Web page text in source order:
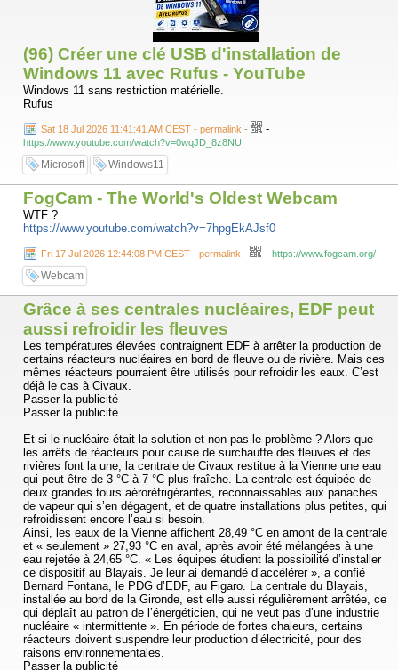
(96) Créer une clé USB d'installation de
Windows 11 avec Rufus - YouTube
Windows 11 sans restriction matérielle.
Rufus
Sat 18 Jul 2026 11:41:41 AM CEST - permalink - -
https://www.youtube.com/watch?v=0wqJD_8z8NU
Microsoft Windows11
FogCam - The World's Oldest Webcam
WTF ?
https://www.youtube.com/watch?v=7hpgEkAJsf0
Fri 17 Jul 2026 12:44:08 PM CEST - permalink - - https://www.fogcam.org/
Webcam
Grâce à ses centrales nucléaires, EDF peut
aussi refroidir les fleuves
Les températures élevées contraignent EDF à arrêter la production de
certains réacteurs nucléaires en bord de fleuve ou de rivière. Mais ces
mêmes réacteurs pourraient être utilisés pour refroidir les eaux. C’est
déjà le cas à Civaux.
Passer la publicité
Passer la publicité
Et si le nucléaire était la solution et non pas le problème ? Alors que
les arrêts de réacteurs pour cause de surchauffe des fleuves et des
rivières font la une, la centrale de Civaux restitue à la Vienne une eau
qui peut être de 3 °C à 7 °C plus fraîche. La centrale est équipée de
deux grandes tours aéroréfrigérantes, reconnaissables aux panaches
de vapeur qui s’en dégagent, et de quatre installations plus petites, qui
refroidissent encore l’eau si besoin.
Ainsi, les eaux de la Vienne affichent 28,49 °C en amont de la centrale
et « seulement » 27,93 °C en aval, après avoir été mélangées à une
eau rejetée à 24,65 °C. « Les équipes étudient la possibilité d’installer
ce dispositif au Blayais. Je leur ai demandé d’accélérer », a confié
Bernard Fontana, le PDG d’EDF, au Figaro. La centrale du Blayais,
installée au bord de la Gironde, est elle aussi régulièrement arrêtée, ce
qui déplaît au patron de l’énergéticien, qui ne veut pas d’une industrie
nucléaire « intermittente ». En période de fortes chaleurs, certains
réacteurs doivent suspendre leur production d’électricité, pour des
raisons environnementales.
Passer la publicité